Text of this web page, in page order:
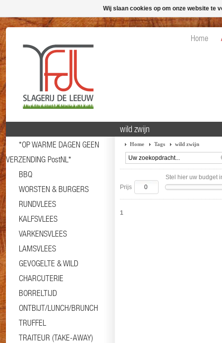
Home
*OP WARME DAGEN GEEN
VERZENDING PostNL*
BBQ
WORSTEN & BURGERS
RUNDVLEES
KALFSVLEES
VARKENSVLEES
LAMSVLEES
GEVOGELTE & WILD
CHARCUTERIE
BORRELTIJD
ONTBIJT/LUNCH/BRUNCH
TRUFFEL
TRAITEUR (TAKE-AWAY)
wild zwijn
Home Tags wild zwijn
Stel hier uw budget
Prijs
1
Wij slaan cookies op om onze website te